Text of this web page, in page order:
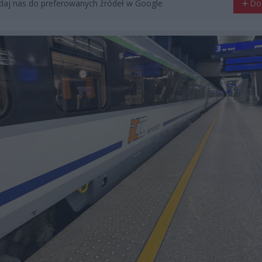
nas do preferowanych źródeł w Google